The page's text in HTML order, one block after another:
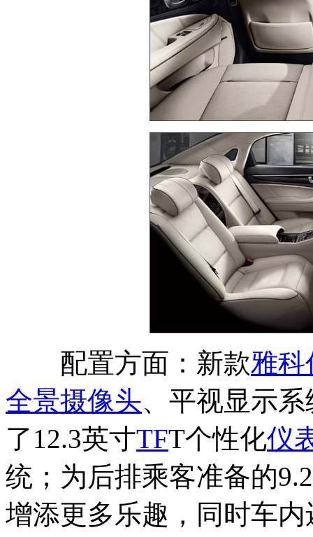
配置方面：新款雅科
全景摄像头、平视显示
了12.3英寸TFT个性化仪
统；为后排乘客准备的
增添更多乐趣，同时车